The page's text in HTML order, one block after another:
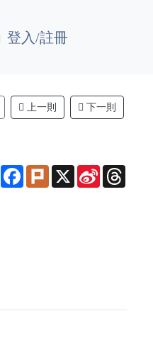
登入/註冊
上一則 下一則
Line Facebook
Plurk X
Sina
Weibo